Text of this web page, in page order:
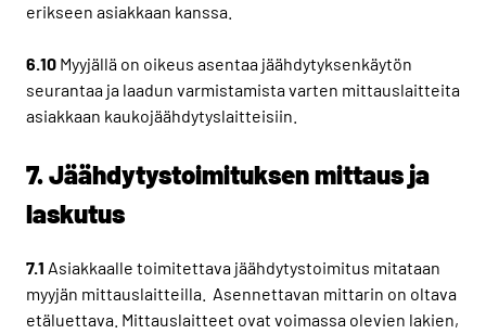
erikseen asiakkaan kanssa.
6.10 Myyjällä on oikeus asentaa jäähdytyksenkäytön
seurantaa ja laadun varmistamista varten mittauslaitteita
asiakkaan kaukojäähdytyslaitteisiin.
7. Jäähdytystoimituksen mittaus ja
laskutus
7.1 Asiakkaalle toimitettava jäähdytystoimitus mitataan
myyjän mittauslaitteilla. Asennettavan mittarin on oltava
etäluettava. Mittauslaitteet ovat voimassa olevien lakien,